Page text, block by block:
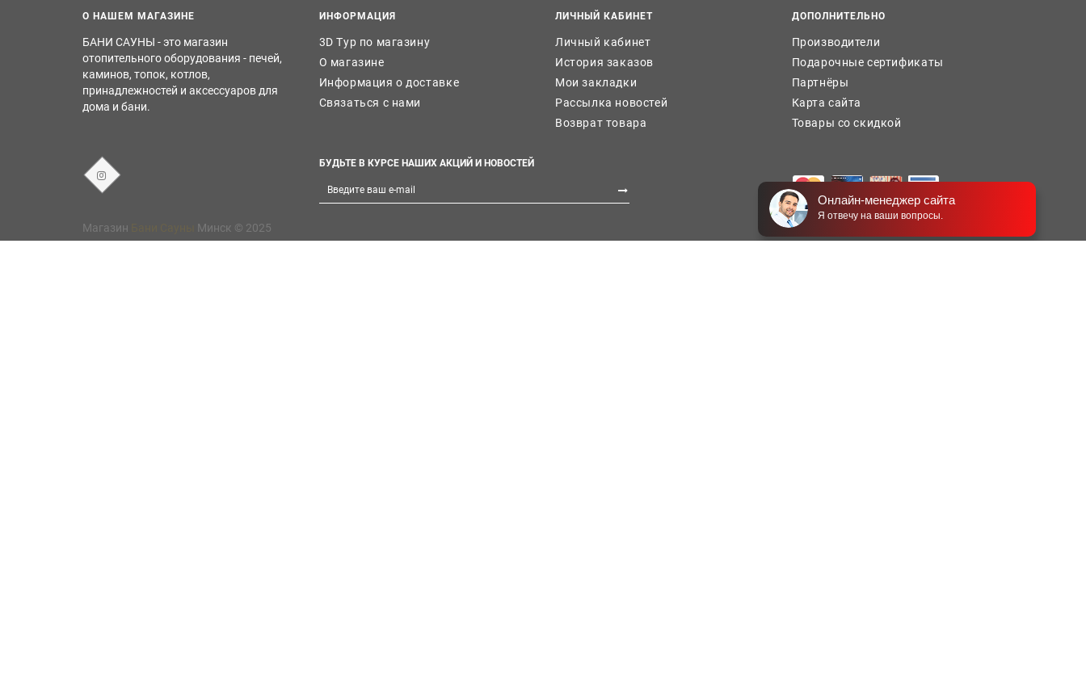
О НАШЕМ МАГАЗИНЕ
БАНИ САУНЫ - это магазин
отопительного оборудования - печей,
каминов, топок, котлов,
принадлежностей и аксессуаров для
дома и бани.
ИНФОРМАЦИЯ
3D Тур по магазину
О магазине
Информация о доставке
Связаться с нами
ЛИЧНЫЙ КАБИНЕТ
Личный кабинет
История заказов
Мои закладки
Рассылка новостей
Возврат товара
ДОПОЛНИТЕЛЬНО
Производители
Подарочные сертификаты
Партнёры
Карта сайта
Товары со скидкой
БУДЬТЕ В КУРСЕ НАШИХ АКЦИЙ И НОВОСТЕЙ
Магазин Минск © 2025
Онлайн-менеджер сайта
Я отвечу на ваши вопросы.